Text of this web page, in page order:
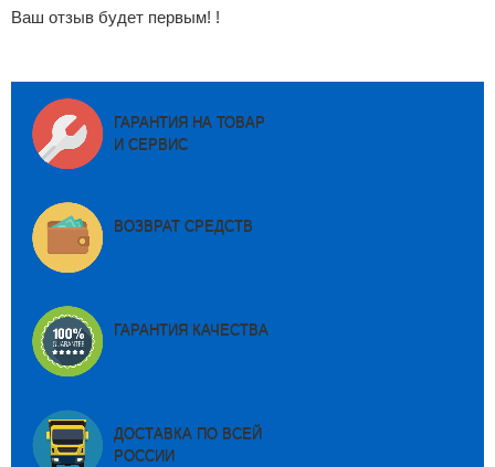
Ваш отзыв будет первым! !
ГАРАНТИЯ НА ТОВАР
И СЕРВИС
ВОЗВРАТ СРЕДСТВ
ГАРАНТИЯ КАЧЕСТВА
ДОСТАВКА ПО ВСЕЙ
РОССИИ